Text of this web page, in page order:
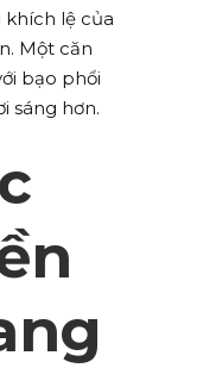
khích lệ của
Một căn
bạo phổi
sáng hơn.